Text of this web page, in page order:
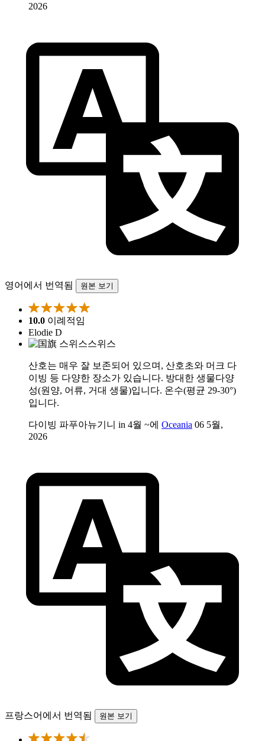
2026
영어에서 번역됨 원본 보기
10.0 이례적임
Elodie D
스위스
산호는 매우 잘 보존되어 있으며, 산호초와 머크 다
이빙 등 다양한 장소가 있습니다. 방대한 생물다양
성(원양, 어류, 거대 생물)입니다. 온수(평균 29-30°)
입니다.
다이빙 파푸아뉴기니 in 4월 ~에 Oceania 06 5월,
2026
프랑스어에서 번역됨 원본 보기